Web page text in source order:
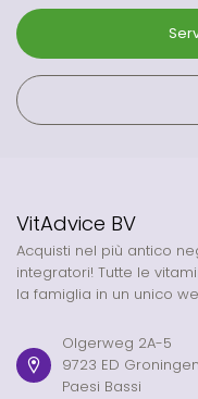
VitAdvice BV
Acquisti nel più antico
integratori! Tutte le
la famiglia in un unico
Olgerweg 2A-5
9723 ED Groningen
Paesi Bassi